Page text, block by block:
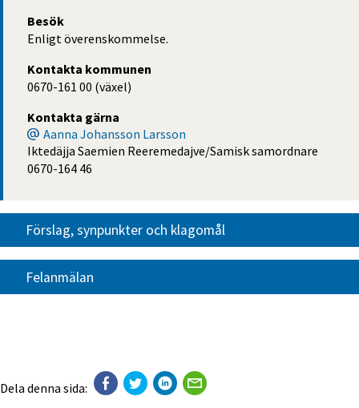
Besök
Enligt överenskommelse.
Kontakta kommunen
0670-161 00 (växel)
Kontakta gärna
Aanna Johansson Larsson
Iktedäjja Saemien Reeremedajve/Samisk samordnare
0670-164 46
Förslag, synpunkter och klagomål
Felanmälan
Dela denna sida: